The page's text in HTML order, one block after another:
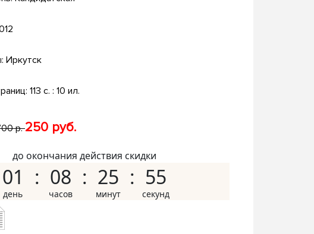
Иркутск
113 с. : 10 ил.
р.250 руб.
до окончания действия скидки
01 08 25 54